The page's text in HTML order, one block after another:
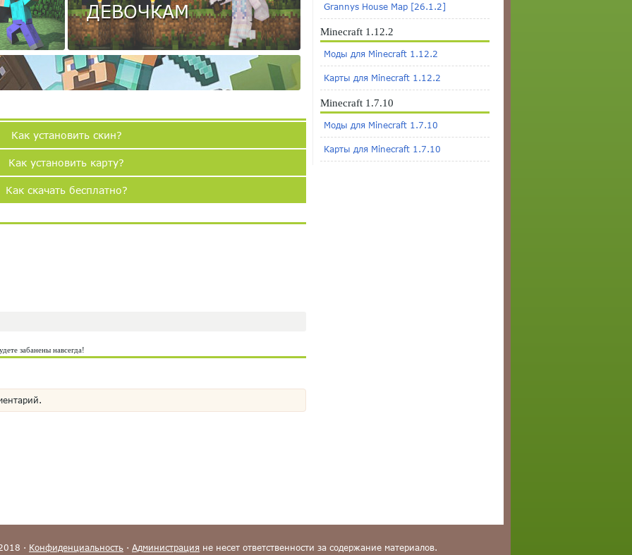
ДЕВОЧКАМ
Как установить скин?
Как установить карту?
Как скачать бесплатно?
забанены навсегда!
Grannys House Map [26.1.2]
Minecraft 1.12.2
Моды для Minecraft 1.12.2
Карты для Minecraft 1.12.2
Minecraft 1.7.10
Моды для Minecraft 1.7.10
Карты для Minecraft 1.7.10
· Конфиденциальность · Администрация не несет ответственности за содержание материалов.